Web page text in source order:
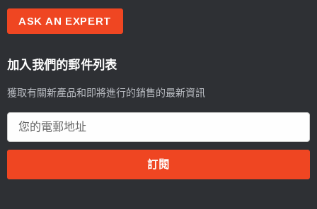
ASK AN EXPERT
加入我們的郵件列表
獲取有關新產品和即將進行的銷售的最新資訊
郵